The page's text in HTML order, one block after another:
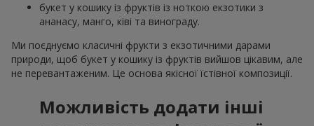
букет у кошику із фруктів із ноткою екзотики з
ананасу, манго, ківі та винограду.
Ми поєднуємо класичні фрукти з екзотичними дарами
природи, щоб букет у кошику із фруктів вийшов цікавим, але
не перевантаженим. Це основа якісної їстівної композиції.
Можливість додати інші